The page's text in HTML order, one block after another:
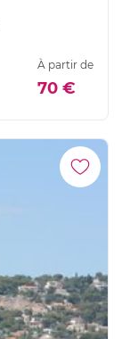
À partir de
70 €